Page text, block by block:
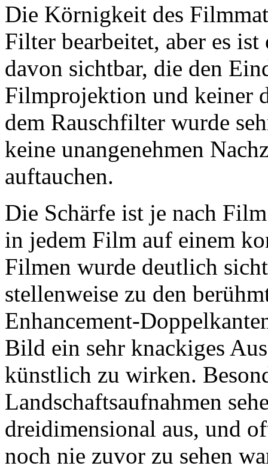
Die Körnigkeit des
Filter bearbeitet, aber es
davon sichtbar, die den
Filmprojektion und keiner
dem Rauschfilter wurde
keine unangenehmen
auftauchen.
Die Schärfe ist je nach
in jedem Film auf einem
Filmen wurde deutlich
stellenweise zu den
Enhancement-
Bild ein sehr knackiges
künstlich zu wirken.
Landschaftsaufnahmen
dreidimensional aus, und
noch nie zuvor zu sehen